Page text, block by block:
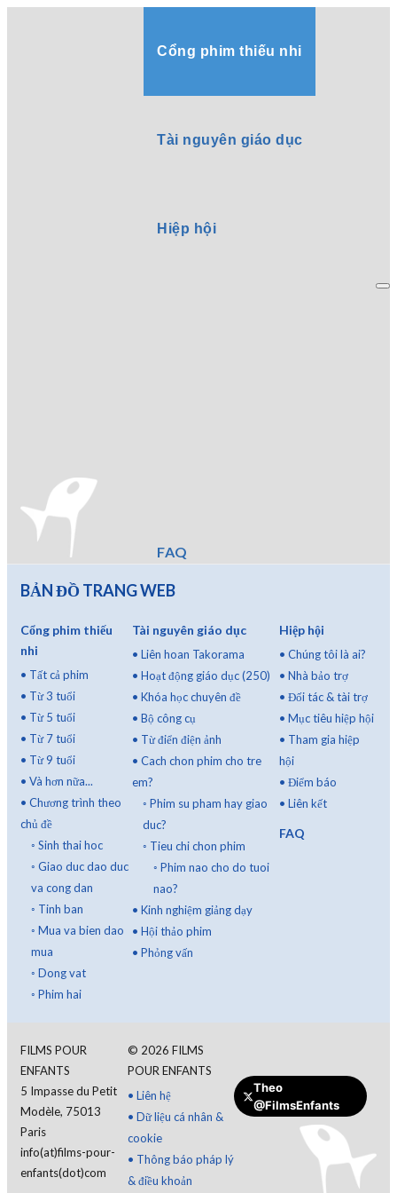
Cổng phim thiếu nhi
Tài nguyên giáo dục
Hiệp hội
FAQ
BẢN ĐỒ TRANG WEB
Cổng phim thiếu
nhi
• Tất cả phim
• Từ 3 tuổi
• Từ 5 tuổi
• Từ 7 tuổi
• Từ 9 tuổi
• Và hơn nữa...
• Chương trình theo
chủ đề
◦ Sinh thai hoc
◦ Giao duc dao duc
va cong dan
◦ Tinh ban
◦ Mua va bien dao
mua
◦ Dong vat
◦ Phim hai
Tài nguyên giáo dục
• Liên hoan Takorama
• Hoạt động giáo dục (250)
• Khóa học chuyên đề
• Bộ công cụ
• Từ điển điện ảnh
• Cach chon phim cho tre
em?
◦ Phim su pham hay giao
duc?
◦ Tieu chi chon phim
◦ Phim nao cho do tuoi
nao?
• Kinh nghiệm giảng dạy
• Hội thảo phim
• Phỏng vấn
Hiệp hội
•Chúng tôi là ai?
•Nhà bảo trợ
•Đối tác & tài trợ
•Mục tiêu hiệp hội
• Tham gia hiệp
hội
•Điểm báo
•Liên kết
FAQ
FILMS POUR
ENFANTS
5 Impasse du Petit
Modèle, 75013
Paris
info(at)films-pour-
enfants(dot)com
© 2026 FILMS
POUR ENFANTS
• Liên hệ
• Dữ liệu cá nhân &
cookie
• Thông báo pháp lý
& điều khoản
Theo
@FilmsEnfants